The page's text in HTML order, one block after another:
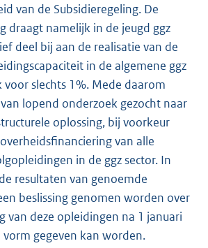
van de Subsidieregeling. De
draagt namelijk in de jeugd ggz
deel bij aan de realisatie van de
in de algemene ggz
voor slechts 1%. Mede daarom
lopend onderzoek gezocht naar
oplossing, bij voorkeur
van alle
in de ggz sector. In
resultaten van genoemde
beslissing genomen worden over
van deze opleidingen na 1 januari
gegeven kan worden.